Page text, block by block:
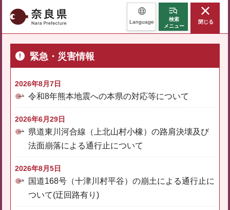
奈良県 Language
検索
メニュー
閉じる
緊急・災害情報
2026年8月7日
令和8年熊本地震への本県の対応等について
2026年6月29日
県道東川河合線（上北山村小橡）の路肩決壊及び
法面崩落による通行止について
2026年8月5日
国道168号（十津川村平谷）の崩土による通行止に
ついて(迂回路有り)